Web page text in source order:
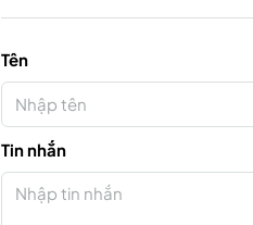
Tên
Tin nhắn